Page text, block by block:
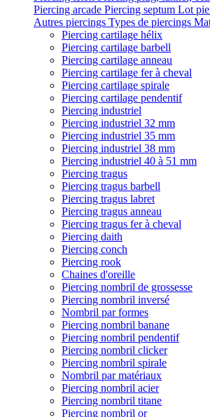
Piercing arcade Piercing septum Lot
Autres piercings Types de piercings
Piercing cartilage hélix
Piercing cartilage barbell
Piercing cartilage anneau
Piercing cartilage fer à cheval
Piercing cartilage spirale
Piercing cartilage pendentif
Piercing industriel
Piercing industriel 32 mm
Piercing industriel 35 mm
Piercing industriel 38 mm
Piercing industriel 40 à 51 mm
Piercing tragus
Piercing tragus barbell
Piercing tragus labret
Piercing tragus anneau
Piercing tragus fer à cheval
Piercing daith
Piercing conch
Piercing rook
Chaines d'oreille
Piercing nombril de grossesse
Piercing nombril inversé
Nombril par formes
Piercing nombril banane
Piercing nombril pendentif
Piercing nombril clicker
Piercing nombril spirale
Nombril par matériaux
Piercing nombril acier
Piercing nombril titane
Piercing nombril or